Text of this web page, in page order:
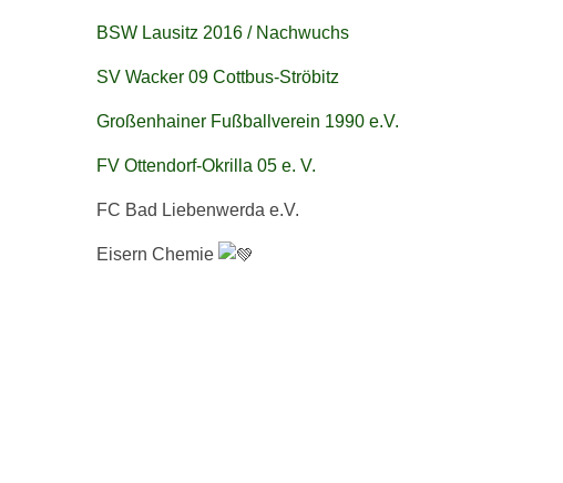
BSW Lausitz 2016 / Nachwuchs
SV Wacker 09 Cottbus-Ströbitz
Großenhainer Fußballverein 1990 e.V.
FV Ottendorf-Okrilla 05 e. V.
FC Bad Liebenwerda e.V.
Eisern Chemie